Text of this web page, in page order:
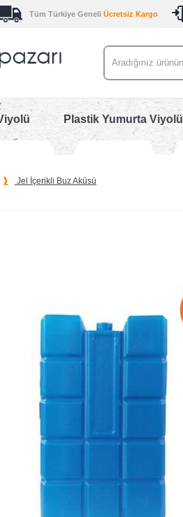
Tüm Türkiye Geneli Ücretsiz Kargo
Plastik Yumurta Viyolü
Jel İçerikli Buz Aküsü